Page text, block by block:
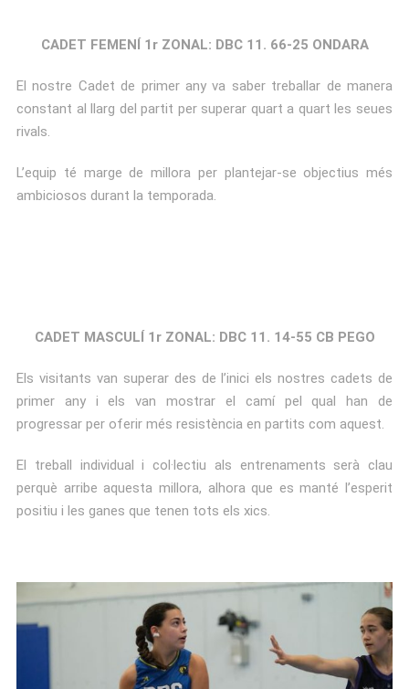
CADET FEMENÍ 1r ZONAL: DBC 11. 66-25 ONDARA
El nostre Cadet de primer any va saber treballar de manera
constant al llarg del partit per superar quart a quart les seues
rivals.
L’equip té marge de millora per plantejar-se objectius més
ambiciosos durant la temporada.
CADET MASCULÍ 1r ZONAL: DBC 11. 14-55 CB PEGO
Els visitants van superar des de l’inici els nostres cadets de
primer any i els van mostrar el camí pel qual han de
progressar per oferir més resistència en partits com aquest.
El treball individual i col·lectiu als entrenaments serà clau
perquè arribe aquesta millora, alhora que es manté l’esperit
positiu i les ganes que tenen tots els xics.